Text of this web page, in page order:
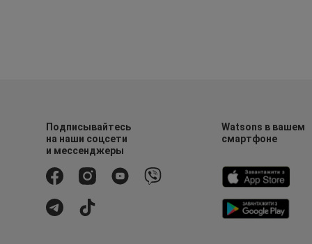
Подписывайтесь
на наши соцсети
и мессенджеры
Watsons в вашем
смартфоне